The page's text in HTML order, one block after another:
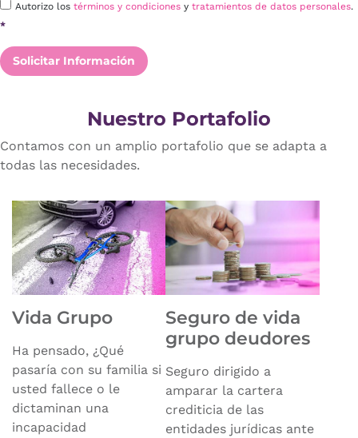
Autorizo los términos y condiciones y tratamientos de datos personales.
*
Solicitar Información
Nuestro Portafolio
Contamos con un amplio portafolio que se adapta a
todas las necesidades.
Vida Grupo
Ha pensado, ¿Qué
pasaría con su familia si
usted fallece o le
dictaminan una
incapacidad
Seguro de vida
grupo deudores
Seguro dirigido a
amparar la cartera
crediticia de las
entidades jurídicas ante